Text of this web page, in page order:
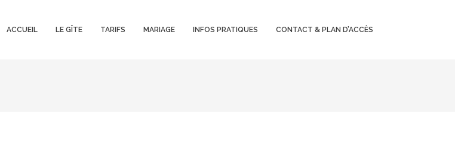
ACCUEIL LE GÎTE TARIFS MARIAGE INFOS PRATIQUES CONTACT & PLAN D’ACCÈS